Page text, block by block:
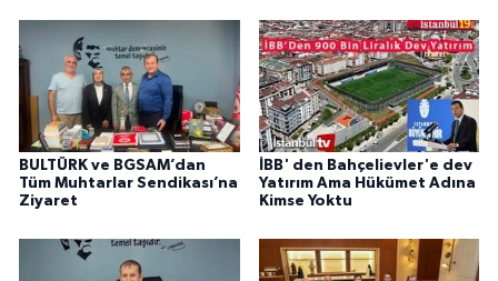
BULTÜRK ve BGSAM’dan
Tüm Muhtarlar Sendikası’na
Ziyaret
İBB' den Bahçelievler'e dev
Yatırım Ama Hükümet Adına
Kimse Yoktu